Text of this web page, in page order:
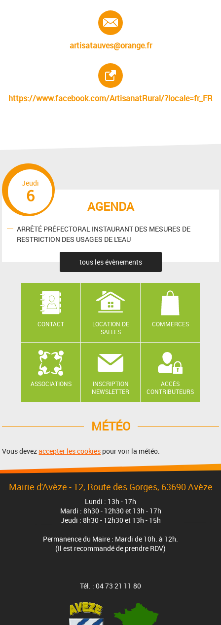
artisatauves@orange.fr
https://www.facebook.com/ArtisanatRural/?locale=fr_FR
AGENDA
Jeudi
6
ARRÊTÉ PRÉFECTORAL INSTAURANT DES MESURES DE
RESTRICTION DES USAGES DE L'EAU
tous les évènements
CONTACT
LOCATION DE
SALLES
COMMERCES
ASSOCIATIONS
INSCRIPTION
NEWSLETTER
ACCÈS
CONTRIBUTEURS
MÉTÉO
Vous devezaccepter les cookies pour voir la météo.
Mairie d'Avèze - 12, Route des Gorges, 63690 Avèze
Lundi : 13h - 17h
Mardi : 8h30 - 12h30 et 13h - 17h
Jeudi : 8h30 - 12h30 et 13h - 15h
Permanence du Maire : Mardi de 10h. à 12h.
(Il est recommandé de prendre RDV)
Tél. : 04 73 21 11 80